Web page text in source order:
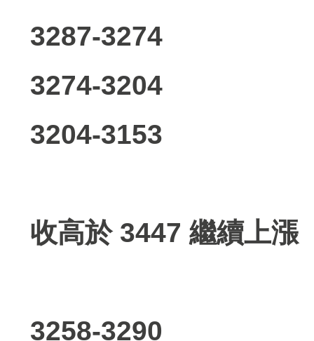
3287-3274
3274-3204
3204-3153
收高於 3447 繼續上漲
3258-3290